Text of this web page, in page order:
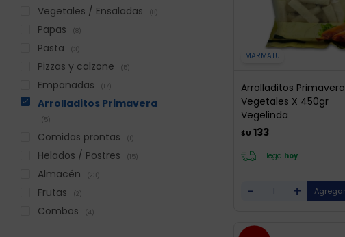
MARMATU
Arrolladitos Primavera
Vegetales X 450gr
Vegelinda
$U 133
Llega hoy
- +
Vegetales / Ensaladas (8)
Papas (8)
Pasta (3)
Pizzas y calzone (5)
Empanadas (17)
Arrolladitos Primavera
(5)
Comidas prontas (1)
Helados / Postres (15)
Almacén (23)
Frutas (2)
Combos (4)